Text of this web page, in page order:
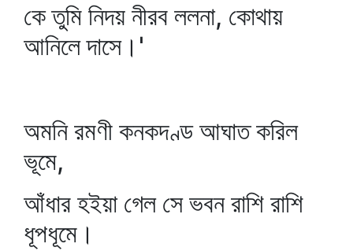
কে তুমি নিদয় নীরব ললনা, কোথায়
আনিলে দাসে।'
অমনি রমণী কনকদণ্ড আঘাত করিল
ভূমে,
আঁধার হইয়া গেল সে ভবন রাশি রাশি
ধূপধূমে।